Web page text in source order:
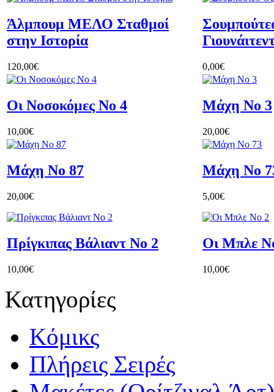
Άλμπουμ ΜΕΛΟ Σταθμοί
στην Ιστορία
120,00€ 0,00€
Οι Νοσοκόμες Νο 4
10,00€
Μάχη Νο 3
20,00€
Μάχη Νο 87
20,00€
Μάχη Νο
5,00€
Πρίγκιπας Βάλιαντ Νο 2
10,00€
Οι Μπλε
10,00€
Κατηγορίες
Κόμικς
Πλήρεις Σειρές